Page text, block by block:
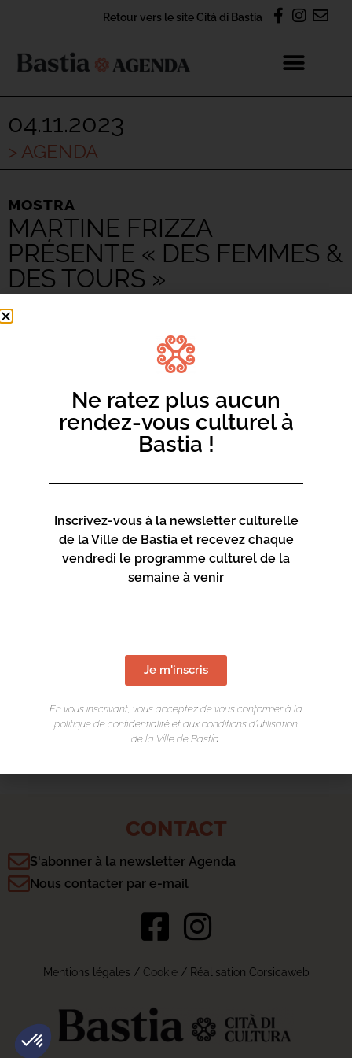
Retour vers le site Cità di Bastia
04.11.2023
> AGENDA
MOSTRA
MARTINE FRIZZA
PRÉSENTE « DES FEMMES &
DES TOURS »
04.11.2023 à partir de 16 h 00
Ajouter au calendrier
Martine Frizza exposera ses peintures à l’Appuntu du 4
L’Appuntu
L'Appuntu est le nouveau lieu associatif situé au
3 Rue des Mulets
20200 Bastia
CONTACT
S'abonner à la newsletter Agenda
Nous contacter par e-mail
Mentions légales / Cookie/ Réalisation Corsicaweb
Ne ratez plus aucun
rendez-vous culturel à
Bastia !
Inscrivez-vous à la newsletter culturelle
de la Ville de Bastia et recevez chaque
vendredi le programme culturel de la
semaine à venir
Je m'inscris
En vous inscrivant, vous acceptez de vous conformer à la
politique de confidentialité et aux conditions d’utilisation
de la Ville de Bastia.